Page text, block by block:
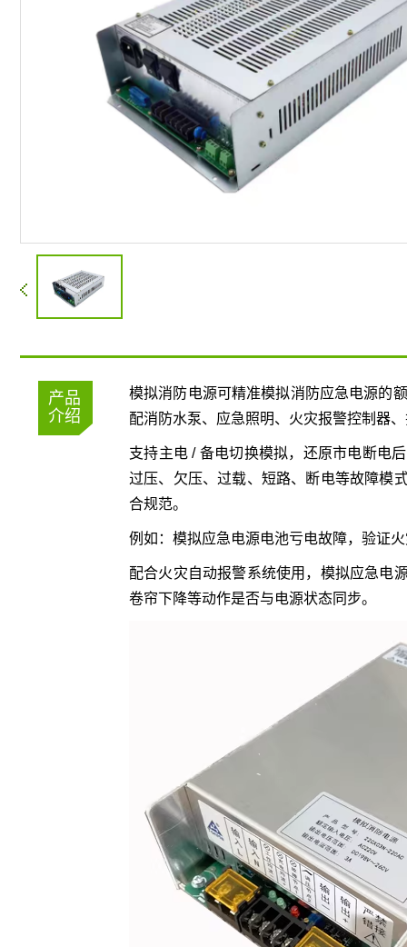
产品
介绍
模拟消防电源可精准模拟消防应急电源的
配消防水泵、应急照明、火灾报警控制器
支持主电 / 备电切换模拟，还原市电断电
过压、欠压、过载、短路、断电等故障模
合规范。
例如：模拟应急电源电池亏电故障，验证火
配合火灾自动报警系统使用，模拟应急电
卷帘下降等动作是否与电源状态同步。